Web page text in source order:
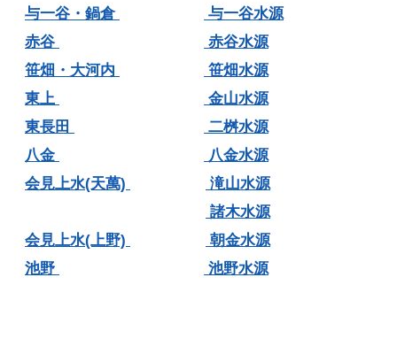
与一谷・鍋倉
与一谷水源
赤谷
赤谷水源
笹畑・大河内
笹畑水源
東上
金山水源
東長田
二桝水源
八金
八金水源
会見上水(天萬)
滝山水源
諸木水源
会見上水(上野)
朝金水源
池野
池野水源